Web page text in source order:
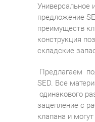
Универсальное
предложение
преимуществ
конструкция
складские
Предлагаем
SED. Все
одинакового
зацепление с
клапана и